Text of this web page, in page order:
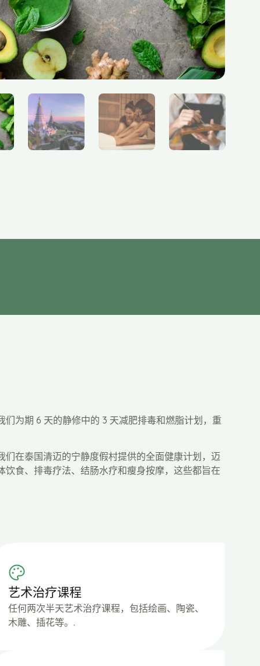
们为期 6 天的静修中的 3 天减肥排毒和燃脂计划，重
们在泰国清迈的宁静度假村提供的全面健康计划，迈
饮食、排毒疗法、结肠水疗和瘦身按摩，这些都旨在
艺术治疗课程
任何两次半天艺术治疗课程，包括绘画、陶瓷、
木雕、插花等。.